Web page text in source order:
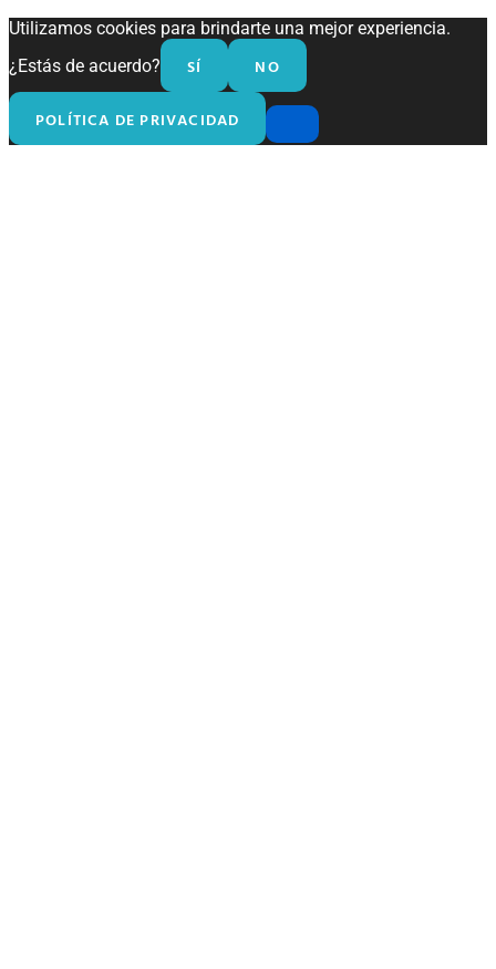
Utilizamos cookies para brindarte una mejor experiencia.
¿Estás de acuerdo?
SÍ NO
POLÍTICA DE PRIVACIDAD